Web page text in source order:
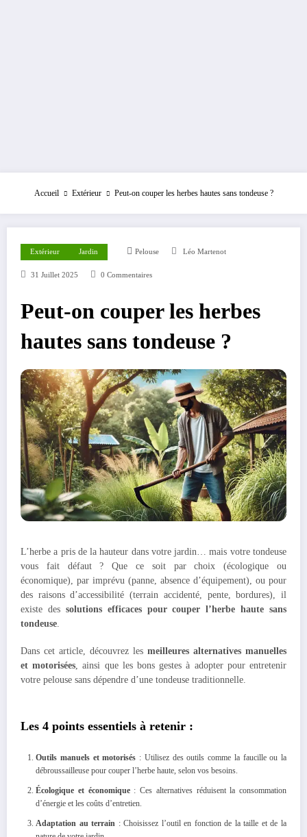
Accueil Extérieur Peut-on couper les herbes hautes sans tondeuse ?
Extérieur Jardin Pelouse Léo Martenot
31 Juillet 2025 0 Commentaires
Peut-on couper les herbes
hautes sans tondeuse ?
L’herbe a pris de la hauteur dans votre jardin… mais votre tondeuse
vous fait défaut ? Que ce soit par choix (écologique ou
économique), par imprévu (panne, absence d’équipement), ou pour
des raisons d’accessibilité (terrain accidenté, pente, bordures), il
existe des solutions efficaces pour couper l’herbe haute sans
tondeuse.
Dans cet article, découvrez les meilleures alternatives manuelles
et motorisées, ainsi que les bons gestes à adopter pour entretenir
votre pelouse sans dépendre d’une tondeuse traditionnelle.
Les 4 points essentiels à retenir :
Outils manuels et motorisés : Utilisez des outils comme la faucille ou la
débroussailleuse pour couper l’herbe haute, selon vos besoins.
Écologique et économique: Ces alternatives réduisent la consommation
d’énergie et les coûts d’entretien.
Adaptation au terrain : Choisissez l’outil en fonction de la taille et de la